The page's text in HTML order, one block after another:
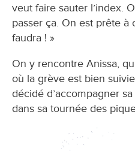
veut faire sauter l’index.
passer ça. On est prête à
faudra ! »
On y rencontre Anissa,
où la grève est bien
décidé d’accompagner
dans sa tournée des